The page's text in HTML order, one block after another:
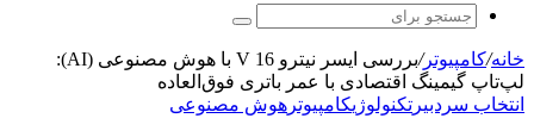
پوسته
جستجو
برای
خانه/کامپیوتر/
بررسی ایسر نیترو V 16 با هوش مصنوعی (AI):
لپ‌تاپ گیمینگ اقتصادی با عمر باتری فوق‌العاده
انتخاب سردبیر تکنولوژیکامپیوتر هوش مصنوعی